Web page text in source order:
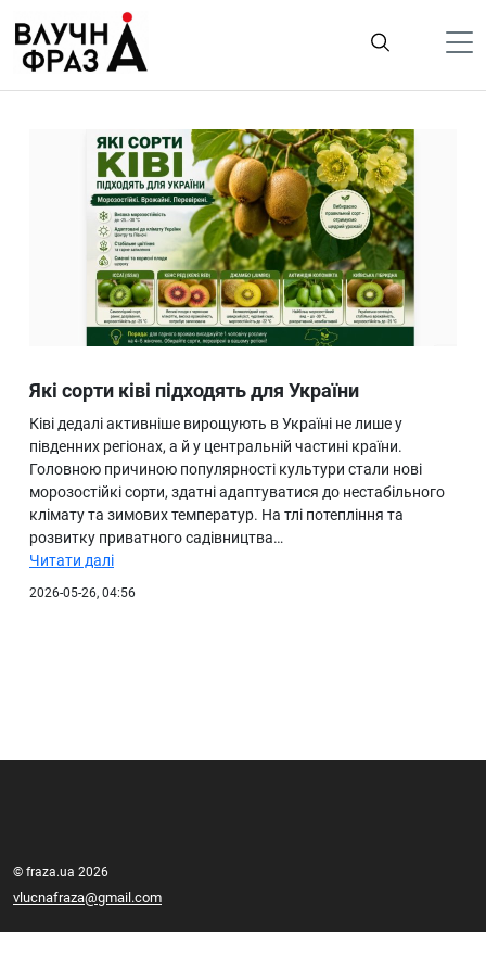
содержимому
Життя
Лайфстайл
ТехноНаука
Людина
Ukraine
Про нас
Які сорти ківі підходять для України
Ківі дедалі активніше вирощують в Україні не лише у
південних регіонах, а й у центральній частині країни.
Головною причиною популярності культури стали нові
морозостійкі сорти, здатні адаптуватися до нестабільного
клімату та зимових температур. На тлі потепління та
розвитку приватного садівництва…
Читати далі
2026-05-26, 04:56
© fraza.ua 2026
vlucnafraza@gmail.com